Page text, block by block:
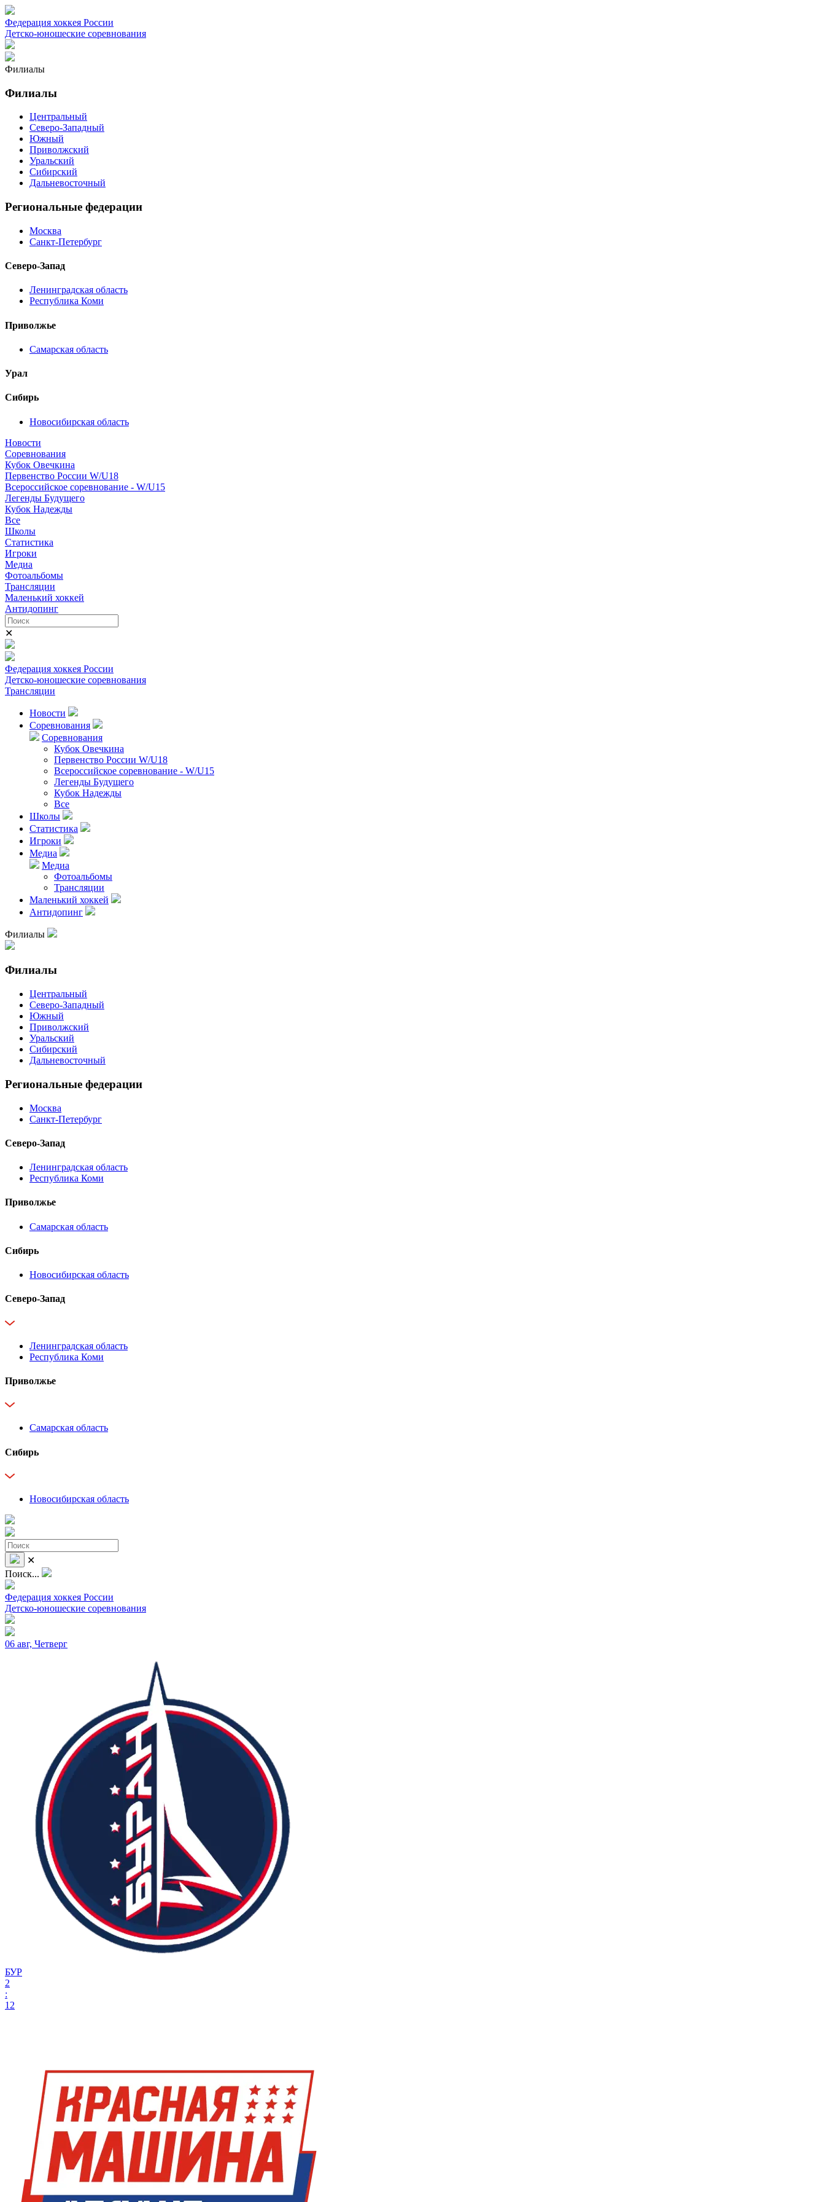
Федерация хоккея России
Детско-юношеские соревнования
Филиалы
Филиалы
Центральный
Северо-Западный
Южный
Приволжский
Уральский
Сибирский
Дальневосточный
Региональные федерации
Москва
Санкт-Петербург
Северо-Запад
Ленинградская область
Республика Коми
Приволжье
Самарская область
Урал
Сибирь
Новосибирская область
Новости
Соревнования
Кубок Овечкина
Первенство России W/U18
Всероссийское соревнование - W/U15
Легенды Будущего
Кубок Надежды
Все
Школы
Статистика
Игроки
Медиа
Фотоальбомы
Трансляции
Маленький хоккей
Антидопинг
✕
Федерация хоккея России
Детско-юношеские соревнования
Трансляции
Новости
Соревнования
Соревнования
Кубок Овечкина
Первенство России W/U18
Всероссийское соревнование - W/U15
Легенды Будущего
Кубок Надежды
Все
Школы
Статистика
Игроки
Медиа
Медиа
Фотоальбомы
Трансляции
Маленький хоккей
Антидопинг
Филиалы
Филиалы
Центральный
Северо-Западный
Южный
Приволжский
Уральский
Сибирский
Дальневосточный
Региональные федерации
Москва
Санкт-Петербург
Северо-Запад
Ленинградская область
Республика Коми
Приволжье
Самарская область
Сибирь
Новосибирская область
Северо-Запад
Ленинградская область
Республика Коми
Приволжье
Самарская область
Сибирь
Новосибирская область
✕
Поиск...
Федерация хоккея России
Детско-юношеские соревнования
06 авг, Четверг
БУР
2
:
12